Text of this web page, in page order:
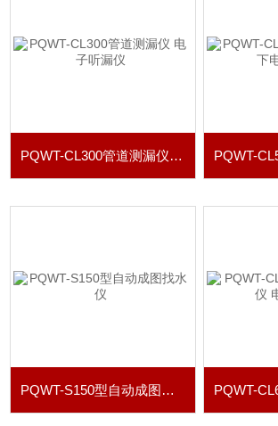
PQWT-CL300管道测漏仪 电子听漏仪
PQWT-S150型自动成图找水仪